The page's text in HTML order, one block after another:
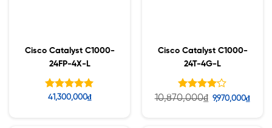
Cisco Catalyst C1000-
24FP-4X-L
Được xếp
41,300,000₫
Cisco Catalyst C1000-
24T-4G-L
Được
10,870,000₫ 9,970,000₫